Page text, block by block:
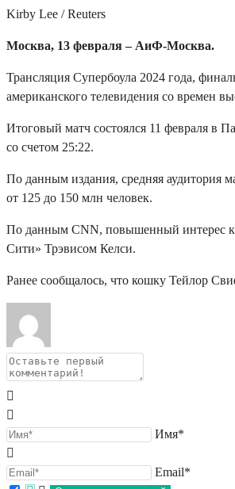
Kirby Lee / Reuters
Москва, 13 февраля – АиФ-Москва.
Трансляция Супербоула 2024 года,
американского телевидения со времен
Итоговый матч состоялся 11 февраля в
со счетом 25:22.
По данным издания, средняя аудитория
от 125 до 150 млн человек.
По данным CNN, повышенный интерес к
Сити» Трэвисом Келси.
Ранее сообщалось, что кошку Тейлор
Имя*
Email*